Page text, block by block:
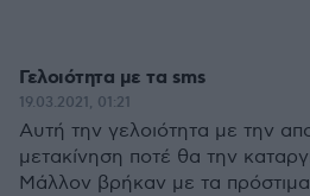
Γελοιότητα με τα sms
19.03.2021, 01:21
Αυτή την γελοιότητα με την
μετακίνηση ποτέ θα την
Μάλλον βρήκαν με τα